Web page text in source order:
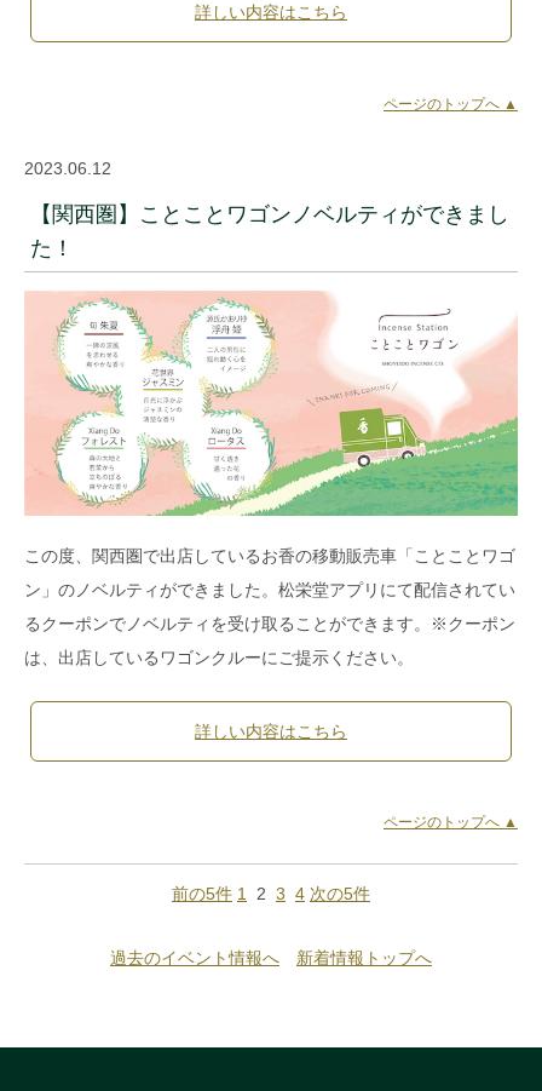
詳しい内容はこちら
ページのトップへ ▲
2023.06.12
【関西圏】ことことワゴンノベルティができまし
た！
この度、関西圏で出店しているお香の移動販売車「ことことワゴ
ン」のノベルティができました。松栄堂アプリにて配信されてい
るクーポンでノベルティを受け取ることができます。※クーポン
は、出店しているワゴンクルーにご提示ください。
詳しい内容はこちら
ページのトップへ ▲
前の5件 1 2 3 4 次の5件
過去のイベント情報へ 新着情報トップへ